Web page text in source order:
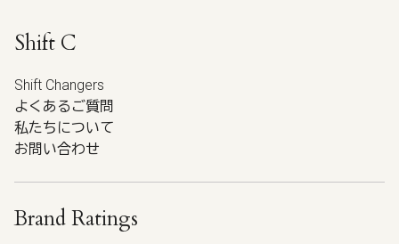
Shift C
Shift Changers
よくあるご質問
私たちについて
お問い合わせ
Brand Ratings